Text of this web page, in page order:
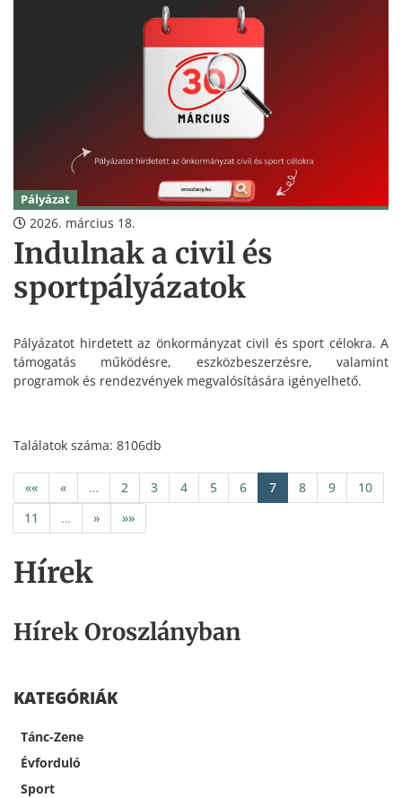
Hírek
Hírek Oroszlányban
KATEGÓRIÁK
Tánc-Zene
Évforduló
Sport
Pályázat
2026. március 18.
Indulnak a civil és
sportpályázatok
Pályázatot hirdetett az önkormányzat civil és sport célokra. A
támogatás működésre, eszközbeszerzésre, valamint
programok és rendezvények megvalósítására igényelhető.
Találatok száma: 8106db
«« « … 2 3 4 5 6 7 8 9
10
11
… » »»